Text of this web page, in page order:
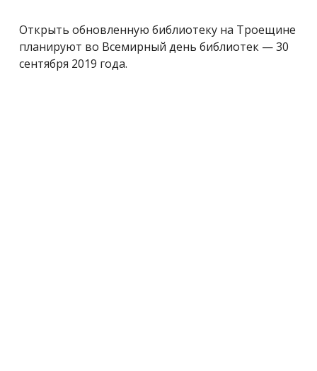
Открыть обновленную библиотеку на Троещине
планируют во Всемирный день библиотек — 30
сентября 2019 года.